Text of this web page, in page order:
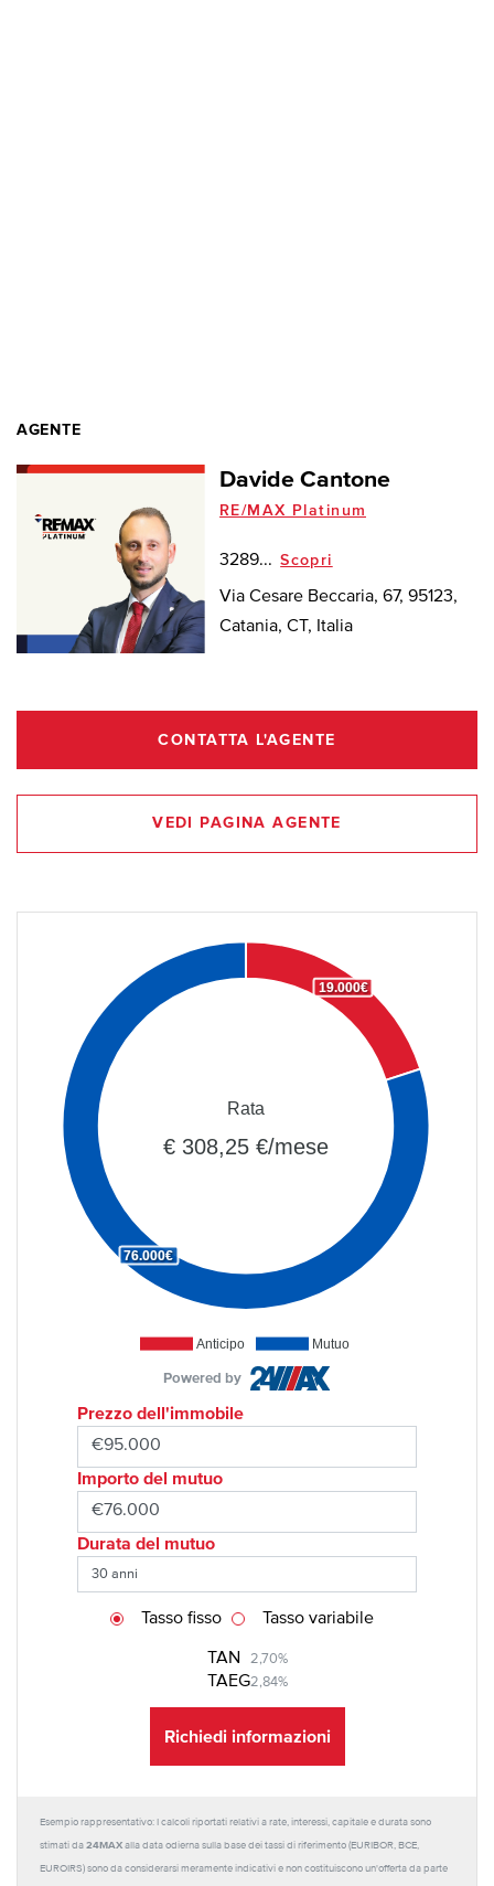
AGENTE
Davide Cantone
RE/MAX Platinum
3289... Scopri
Via Cesare Beccaria, 67, 95123,
Catania, CT, Italia
CONTATTA L'AGENTE
VEDI PAGINA AGENTE
Anticipo Mutuo
19.000€
76.000€
Rata
€ 308,25 €/mese
Powered by
Prezzo dell'immobile
Importo del mutuo
Durata del mutuo
TAN 2,70%
TAEG2,84%
Tasso fisso Tasso variabile
Richiedi informazioni
Esempio rappresentativo: I calcoli riportati relativi a rate, interessi, capitale e durata sono
stimati da 24MAX alla data odierna sulla base dei tassi di riferimento (EURIBOR, BCE,
EUROIRS) sono da considerarsi meramente indicativi e non costituiscono un'offerta da parte